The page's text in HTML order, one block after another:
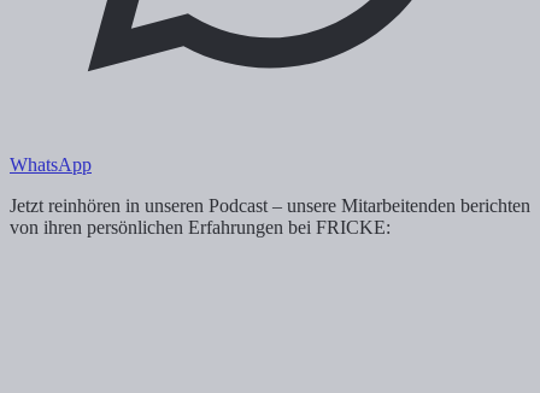
WhatsApp
Jetzt reinhören in unseren Podcast – unsere Mitarbeitenden berichten
von ihren persönlichen Erfahrungen bei FRICKE: